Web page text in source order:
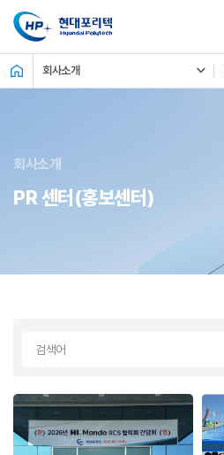
회사소개
회사소개
PR 센터(홍보센터)